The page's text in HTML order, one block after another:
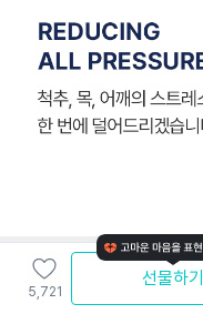
5,721
선물하기